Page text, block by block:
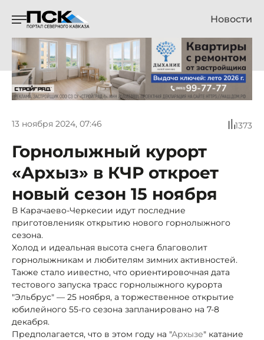
Новости
13 ноября 2024, 07:46 1373
Горнолыжный курорт
«Архыз» в КЧР откроет
новый сезон 15 ноября
В Карачаево-Черкесии идут последние
приготовленияк открытию нового горнолыжного
сезона.
Холод и идеальная высота снега благоволит
горнолыжникам и любителям зимних активностей.
Также стало иивестно, что ориентировочная дата
тестового запуска трасс горнолыжного курорта
"Эльбрус" — 25 ноября, а торжественное открытие
юбилейного 55-го сезона запланировано на 7-8
декабря.
Предполагается, что в этом году на "Архызе" катание